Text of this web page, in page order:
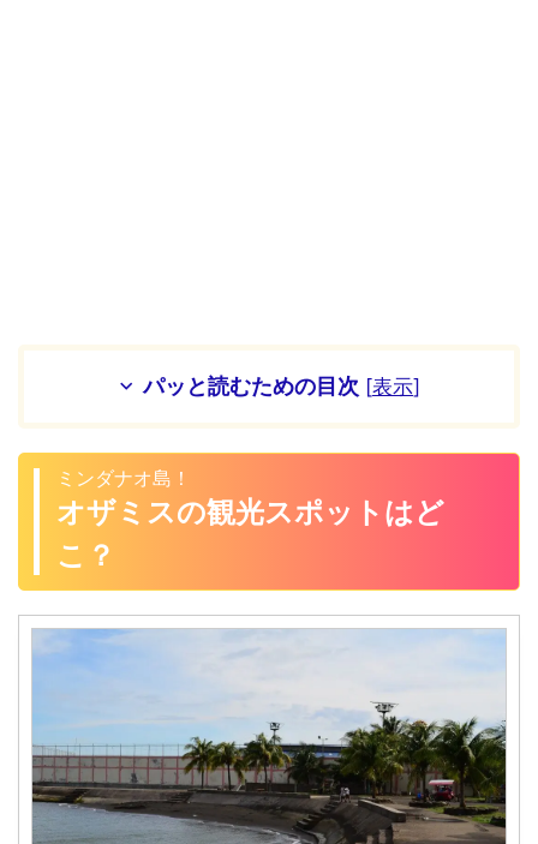
パッと読むための目次 [表示]
ミンダナオ島！
オザミスの観光スポットはど
こ？